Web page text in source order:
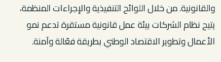
والقانونية. من خلال اللوائح التنفيذية والإجراءات المنظمة،
يتيح نظام الشركات بيئة عمل قانونية مستقرة تدعم نمو
الأعمال وتطوير الاقتصاد الوطني بطريقة فعّالة وآمنة.